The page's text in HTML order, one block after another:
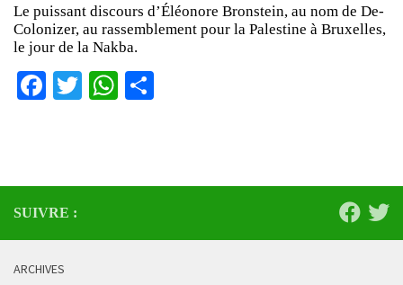
Le puissant discours d’Éléonore Bronstein, au nom de De-
Colonizer, au rassemblement pour la Palestine à Bruxelles,
le jour de la Nakba.
Facebook
TwitterWhatsApp
SUIVRE :
ARCHIVES